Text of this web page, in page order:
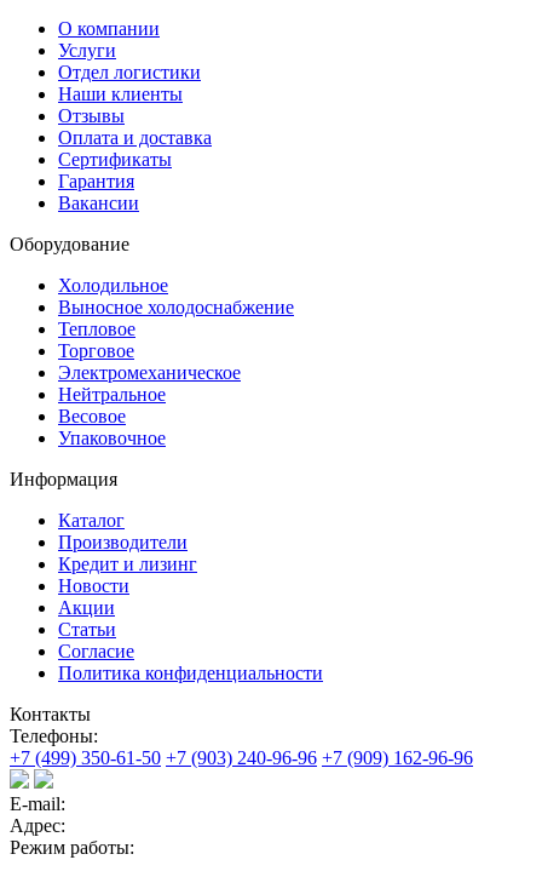
О компании
Услуги
Отдел логистики
Наши клиенты
Отзывы
Оплата и доставка
Сертификаты
Гарантия
Вакансии
Оборудование
Холодильное
Выносное холодоснабжение
Тепловое
Торговое
Электромеханическое
Нейтральное
Весовое
Упаковочное
Информация
Каталог
Производители
Кредит и лизинг
Новости
Акции
Статьи
Согласие
Политика конфиденциальности
Контакты
Телефоны:
+7 (499) 350-61-50 +7 (903) 240-96-96 +7 (909) 162-96-96
E-mail:
Адрес:
Режим работы: